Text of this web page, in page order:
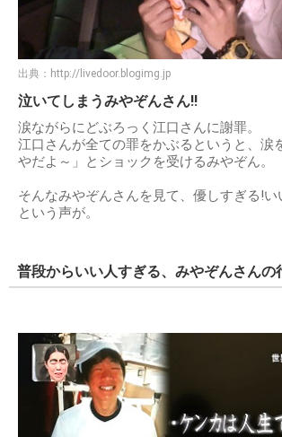
出典： http://livedoor.blogimg.jp
泣いてしまうみやぞんさん!!
涙ながらにどぶろっく江口さんに謝罪。
江口さんが全ての罪をかぶるというと、涙
やだよ～」とショックを受けるみやぞん。
そんなみやぞんさんを見て、優しすぎる!
という声が。
普段からいい人すぎる、みやぞんさんの